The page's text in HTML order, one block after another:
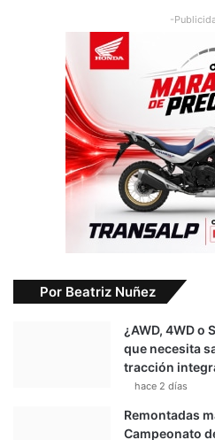
-
Por Beatriz Nuñez
¿AWD, 4WD o
que necesita
tracción
hace 2 días
Remontadas
Campeonato